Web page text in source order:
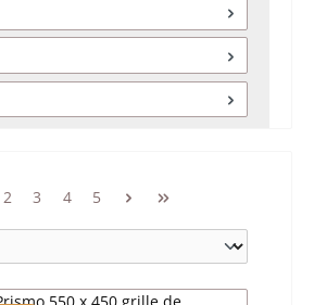
Page
2 Page
3 Page
4 Page
5